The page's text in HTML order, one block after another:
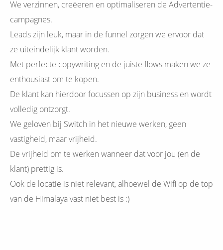
We verzinnen, creëeren en optimaliseren de Advertentie-
campagnes.
Leads zijn leuk, maar in de funnel zorgen we ervoor dat
ze uiteindelijk klant worden.
Met perfecte copywriting en de juiste flows maken we ze
enthousiast om te kopen.
De klant kan hierdoor focussen op zijn business en wordt
volledig ontzorgt.
We geloven bij Switch in het nieuwe werken, geen
vastigheid, maar vrijheid.
De vrijheid om te werken wanneer dat voor jou (en de
klant) prettig is.
Ook de locatie is niet relevant, alhoewel de Wifi op de top
van de Himalaya vast niet best is :)